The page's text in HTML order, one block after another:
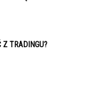
Z TRADINGU?